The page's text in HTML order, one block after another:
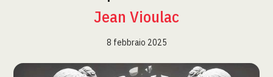
Jean Vioulac
8 febbraio 2025